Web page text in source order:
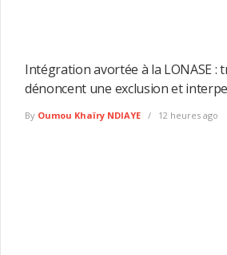
Intégration avortée à la LONASE :
dénoncent une exclusion et
By Oumou Khaïry NDIAYE 12 heures ago